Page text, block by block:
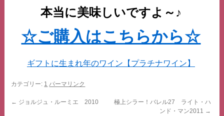
本当に美味しいですよ～♪
☆ご購入はこちらから☆
ギフトに生まれ年のワイン【プラチナワイン】
カテゴリー: 1 パーマリンク
← ジョルジュ・ルーミエ 2010
極上シラー！バレル27 ライト・ハ
ンド・マン2011 →